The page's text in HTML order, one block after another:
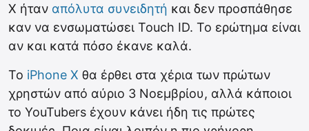
X ήταν απόλυτα συνειδητή και δεν προσπάθησε
καν να ενσωματώσει Touch ID. Το ερώτημα είναι
αν και κατά πόσο έκανε καλά.
Το iPhone X θα έρθει στα χέρια των πρώτων
χρηστών από αύριο 3 Νοεμβρίου, αλλά κάποιοι
το YouTubers έχουν κάνει ήδη τις πρώτες